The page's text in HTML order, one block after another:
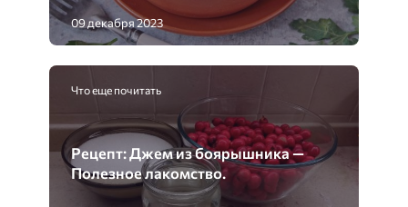
09 декабря 2023
Что еще почитать
Рецепт: Джем из боярышника —
Полезное лакомство.